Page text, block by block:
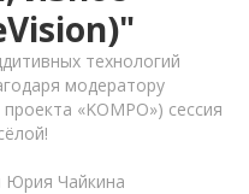
технологий
модератору
«KOMPO») сессия
Юрия Чайкина